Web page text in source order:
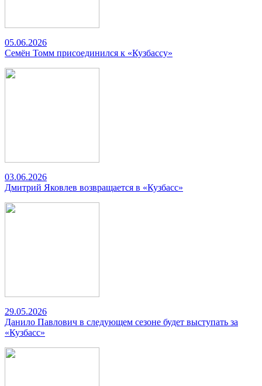
05.06.2026
Семён Томм присоединился к «Кузбассу»
03.06.2026
Дмитрий Яковлев возвращается в «Кузбасс»
29.05.2026
Данило Павлович в следующем сезоне будет выступать за
«Кузбасс»